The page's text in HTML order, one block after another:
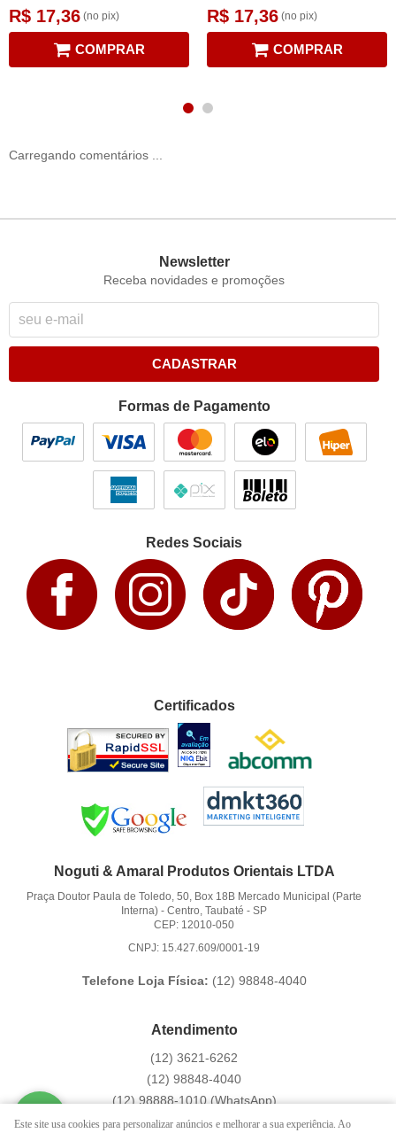
R$ 17,36 (no pix)
COMPRAR
R$ 17,36 (no pix)
COMPRAR
Carregando comentários ...
Newsletter
Receba novidades e promoções
CADASTRAR
Formas de Pagamento
Redes Sociais
Certificados
Noguti & Amaral Produtos Orientais LTDA
Praça Doutor Paula de Toledo, 50, Box 18B Mercado Municipal (Parte
Interna) -Centro, Taubaté -SP
CEP: 12010-050
CNPJ: 15.427.609/0001-19
Telefone Loja Física: (12) 98848-4040
Atendimento
(12) 3621-6262
(12) 98848-4040
(12)98888-1010(WhatsApp)
Segunda a Sexta das 9:00h às 16:00h
Este site usa cookies para personalizar anúncios e melhorar a sua experiência. Ao